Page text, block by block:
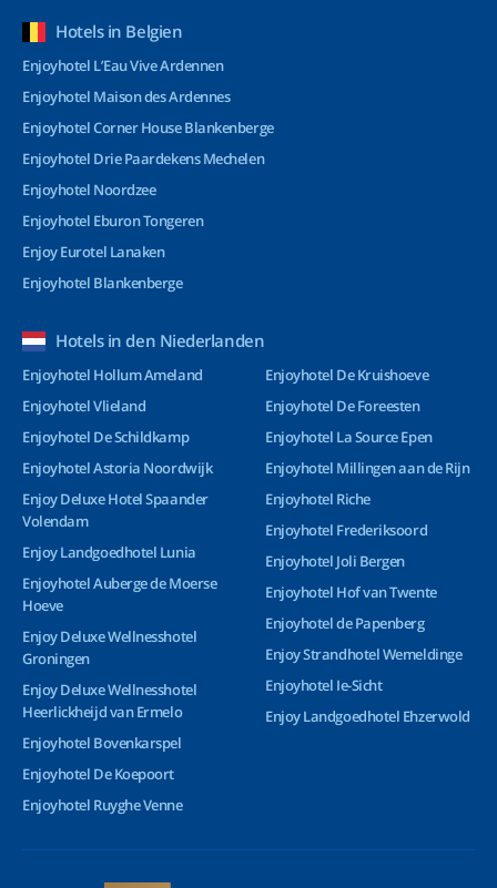
Hotels in Belgien
Enjoyhotel L’Eau Vive Ardennen
Enjoyhotel Maison des Ardennes
Enjoyhotel Corner House Blankenberge
Enjoyhotel Drie Paardekens Mechelen
Enjoyhotel Noordzee
Enjoyhotel Eburon Tongeren
Enjoy Eurotel Lanaken
Enjoyhotel Blankenberge
Hotels in den Niederlanden
Enjoyhotel Hollum Ameland
Enjoyhotel Vlieland
Enjoyhotel De Schildkamp
Enjoyhotel Astoria Noordwijk
Enjoy Deluxe Hotel Spaander
Volendam
Enjoy Landgoedhotel Lunia
Enjoyhotel Auberge de Moerse
Hoeve
Enjoy Deluxe Wellnesshotel
Groningen
Enjoy Deluxe Wellnesshotel
Heerlickheijd van Ermelo
Enjoyhotel Bovenkarspel
Enjoyhotel De Koepoort
Enjoyhotel Ruyghe Venne
Enjoyhotel De Kruishoeve
Enjoyhotel De Foreesten
Enjoyhotel La Source Epen
Enjoyhotel Millingen aan de Rijn
Enjoyhotel Riche
Enjoyhotel Frederiksoord
Enjoyhotel Joli Bergen
Enjoyhotel Hof van Twente
Enjoyhotel de Papenberg
Enjoy Strandhotel Wemeldinge
Enjoyhotel Ie-Sicht
Enjoy Landgoedhotel Ehzerwold